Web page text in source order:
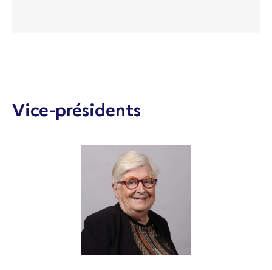
Vice-présidents